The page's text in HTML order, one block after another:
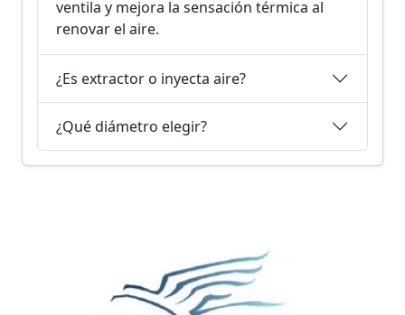
ventila y mejora la sensación térmica al
renovar el aire.
¿Es extractor o inyecta aire?
¿Qué diámetro elegir?